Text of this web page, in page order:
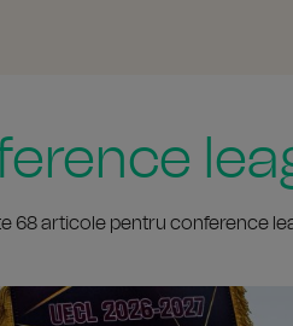
68 articole pentru conference